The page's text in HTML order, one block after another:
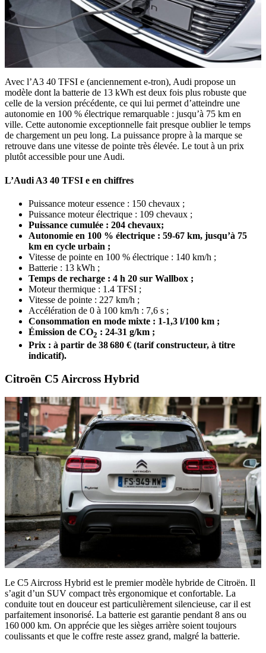
Avec l’A3 40 TFSI e (anciennement e-tron), Audi propose un
modèle dont la batterie de 13 kWh est deux fois plus robuste que
celle de la version précédente, ce qui lui permet d’atteindre une
autonomie en 100 % électrique remarquable : jusqu’à 75 km en
ville. Cette autonomie exceptionnelle fait presque oublier le temps
de chargement un peu long. La puissance propre à la marque se
retrouve dans une vitesse de pointe très élevée. Le tout à un prix
plutôt accessible pour une Audi.
L’Audi A3 40 TFSI e en chiffres
Puissance moteur essence : 150 chevaux ;
Puissance moteur électrique : 109 chevaux ;
Puissance cumulée : 204 chevaux;
Autonomie en 100 % électrique : 59-67 km, jusqu’à 75
km en cycle urbain ;
Vitesse de pointe en 100 % électrique : 140 km/h ;
Batterie : 13 kWh ;
Temps de recharge : 4 h 20 sur Wallbox ;
Moteur thermique : 1.4 TFSI ;
Vitesse de pointe : 227 km/h ;
Accélération de 0 à 100 km/h : 7,6 s ;
Consommation en mode mixte : 1-1,3 l/100 km ;
Émission de CO2 : 24-31 g/km ;
Prix : à partir de 38 680 € (tarif constructeur, à titre
indicatif).
Citroën C5 Aircross Hybrid
Le C5 Aircross Hybrid est le premier modèle hybride de Citroën. Il
s’agit d’un SUV compact très ergonomique et confortable. La
conduite tout en douceur est particulièrement silencieuse, car il est
parfaitement insonorisé. La batterie est garantie pendant 8 ans ou
160 000 km. On apprécie que les sièges arrière soient toujours
coulissants et que le coffre reste assez grand, malgré la batterie.